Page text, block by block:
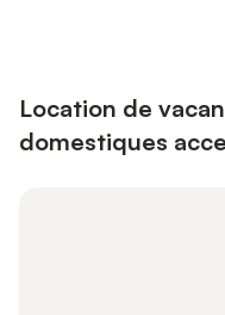
Location de
domestiques